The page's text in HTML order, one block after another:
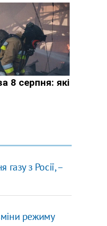
з Росії, –
режиму